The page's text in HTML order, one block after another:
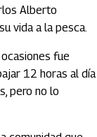
Alberto
vida a la pesca.
fue
12 horas al día
pero no lo